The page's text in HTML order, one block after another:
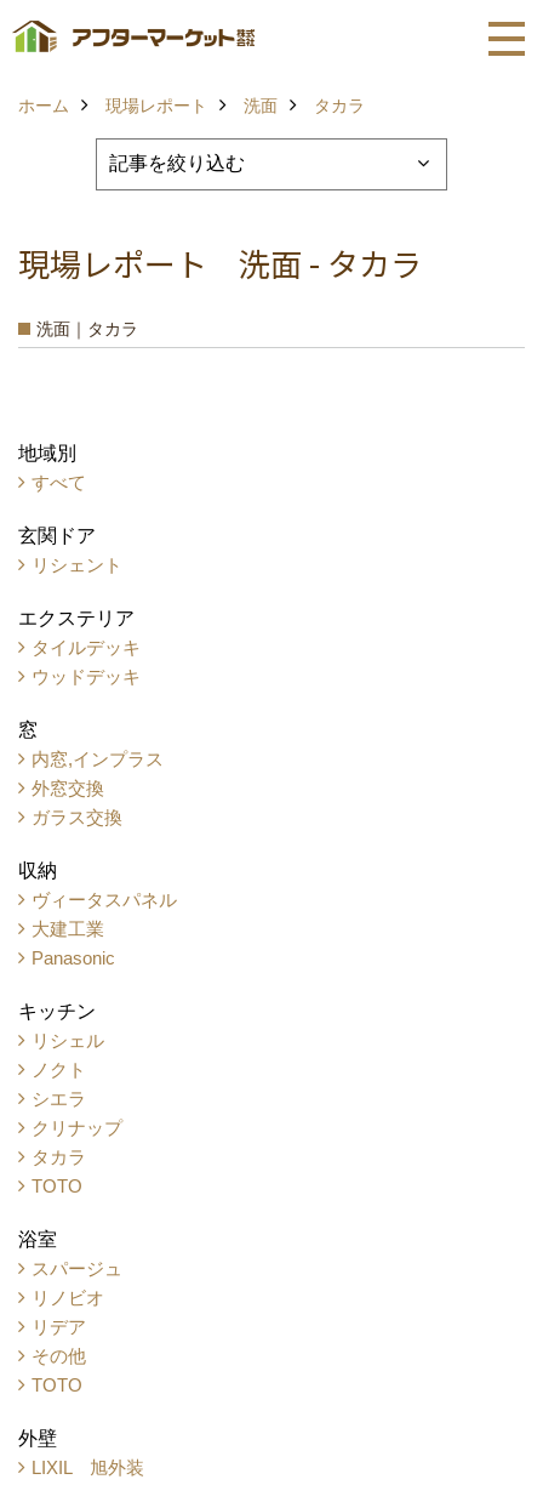
ホーム 現場レポート 洗面 タカラ
現場レポート 洗面 - タカラ
洗面｜タカラ
地域別
すべて
玄関ドア
リシェント
エクステリア
タイルデッキ
ウッドデッキ
窓
内窓,インプラス
外窓交換
ガラス交換
収納
ヴィータスパネル
大建工業
Panasonic
キッチン
リシェル
ノクト
シエラ
クリナップ
タカラ
TOTO
浴室
スパージュ
リノビオ
リデア
その他
TOTO
外壁
LIXIL 旭外装